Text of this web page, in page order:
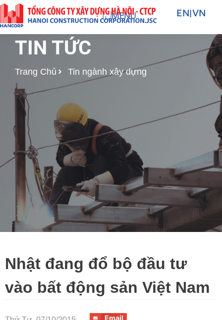
Nhảy
tới
nội
dung
MENU EN|VN
TIN TỨC
Trang Chủ Tin ngành xây dựng
Nhật đang đổ bộ đầu tư
vào bất động sản Việt Nam
Email